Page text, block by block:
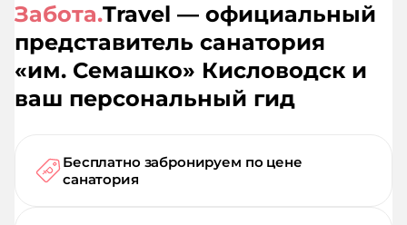
Забота.Travel — официальный
представитель санатория
«им. Семашко» Кисловодск и
ваш персональный гид
Бесплатно забронируем по цене
санатория